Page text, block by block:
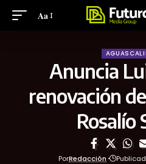
Aa
Anuncia
renovación
Rosalío
PorRedacción